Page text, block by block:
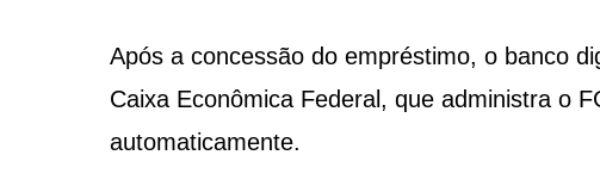
Após a concessão do empréstimo, o banco
Caixa Econômica Federal, que administra o
automaticamente.